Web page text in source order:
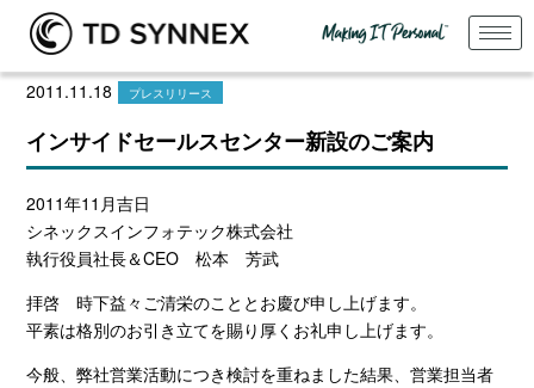
2011.11.18 プレスリリース
インサイドセールスセンター新設のご案内
2011年11月吉日
シネックスインフォテック株式会社
執行役員社長＆CEO 松本 芳武
拝啓 時下益々ご清栄のこととお慶び申し上げます。
平素は格別のお引き立てを賜り厚くお礼申し上げます。
今般、弊社営業活動につき検討を重ねました結果、営業担当者